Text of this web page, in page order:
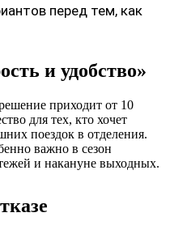
перед тем, как
и удобство»
приходит от 10
для тех, кто хочет
поездок в отделения.
важно в сезон
и накануне выходных.